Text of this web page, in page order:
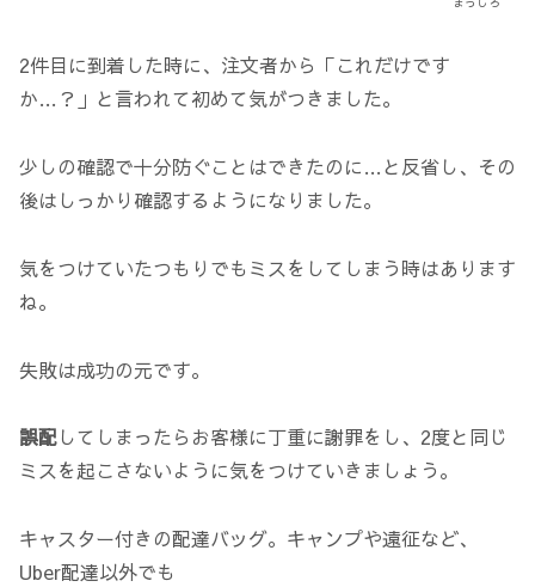
2件目に到着した時に、注文者から「これだけです
か…？」と言われて初めて気がつきました。
少しの確認で十分防ぐことはできたのに…と反省し、その
後はしっかり確認するようになりました。
気をつけていたつもりでもミスをしてしまう時はあります
ね。
失敗は成功の元です。
誤配してしまったらお客様に丁重に謝罪をし、2度と同じ
ミスを起こさないように気をつけていきましょう。
キャスター付きの配達バッグ。キャンプや遠征など、
Uber配達以外でも